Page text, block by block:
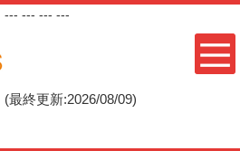
--- --- --- ---
(最終更新:2026/08/09)